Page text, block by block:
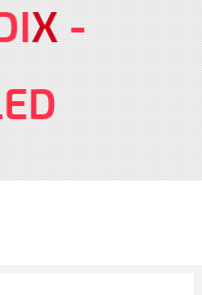
X -